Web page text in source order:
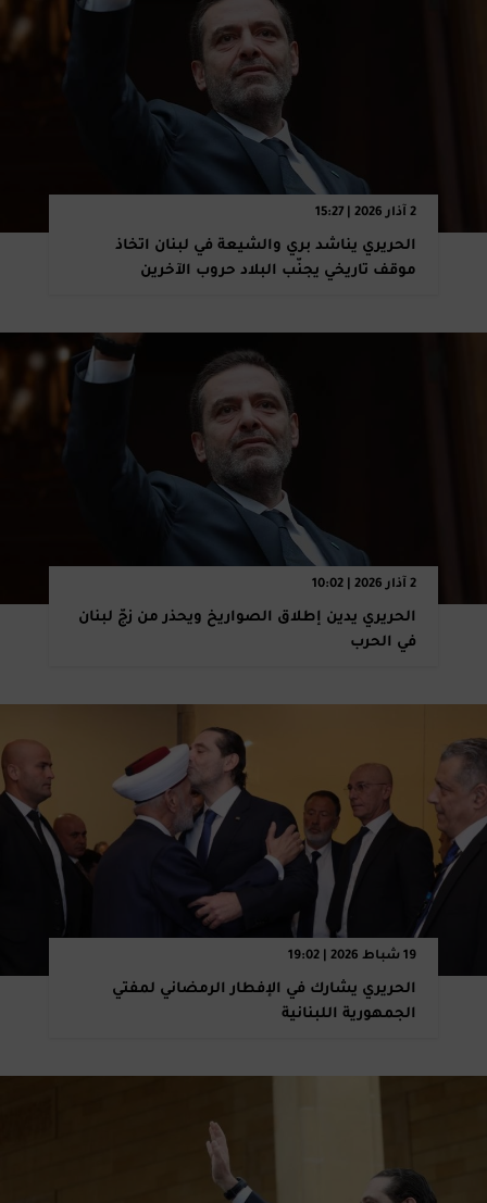
2 آذار 2026 | 15:27
الحريري يناشد بري والشيعة في لبنان اتخاذ
موقف تاريخي يجنّب البلاد حروب الآخرين
2 آذار 2026 | 10:02
الحريري يدين إطلاق الصواريخ ويحذر من زجّ لبنان
في الحرب
19 شباط 2026 | 19:02
الحريري يشارك في الإفطار الرمضاني لمفتي
الجمهورية اللبنانية